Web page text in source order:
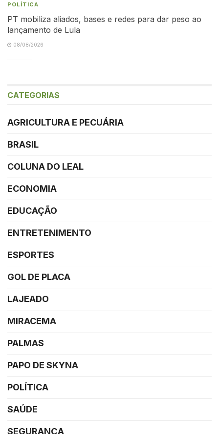
POLÍTICA
PT mobiliza aliados, bases e redes para dar peso ao
lançamento de Lula
08/08/2026
CATEGORIAS
AGRICULTURA E PECUÁRIA
BRASIL
COLUNA DO LEAL
ECONOMIA
EDUCAÇÃO
ENTRETENIMENTO
ESPORTES
GOL DE PLACA
LAJEADO
MIRACEMA
PALMAS
PAPO DE SKYNA
POLÍTICA
SAÚDE
SEGURANÇA